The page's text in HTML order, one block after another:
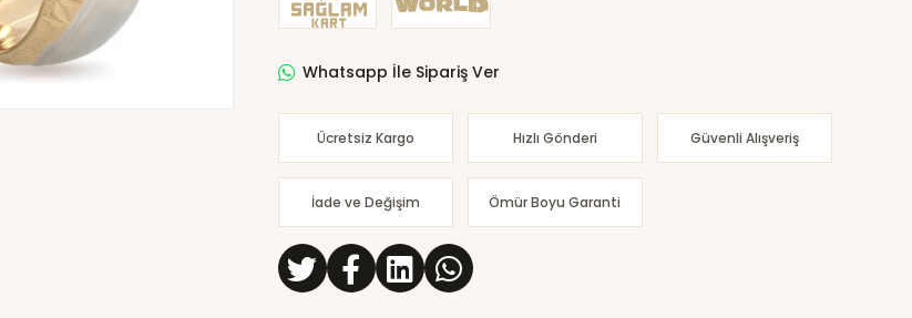
Whatsapp İle Sipariş Ver
Ücretsiz Kargo Hızlı Gönderi Güvenli Alışveriş
İade ve Değişim Ömür Boyu Garanti